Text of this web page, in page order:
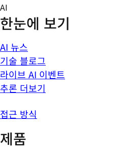
Skip
to
content
AI
한눈에 보기
AI 뉴스
기술 블로그
라이브 AI 이벤트
추론 더보기
접근 방식
제품